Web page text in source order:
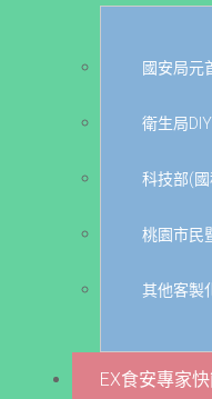
國安局元
衛生局
科技部(
桃園市民
其他客製
EX食安專家